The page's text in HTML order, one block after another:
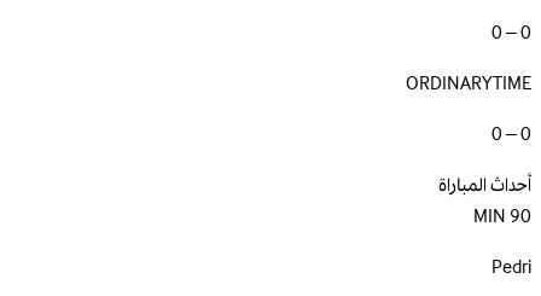
0 – 0
ORDINARYTIME
0 – 0
أحداث المباراة
90
MIN
Pedri